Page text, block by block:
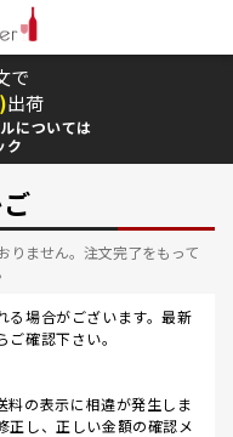
で
)出荷
については
ク
りません。注文完了をもって
場合がございます。最新
ご確認下さい。
料の表示に相違が発生しま
正し、正しい金額の確認メ